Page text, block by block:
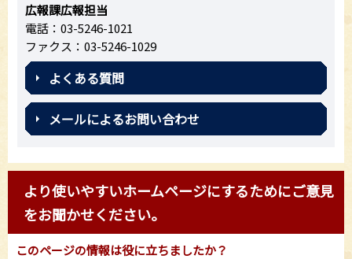
広報課広報担当
電話：03-5246-1021
ファクス：03-5246-1029
よくある質問
メールによるお問い合わせ
より使いやすいホームページにするためにご意見
をお聞かせください。
このページの情報は役に立ちましたか？